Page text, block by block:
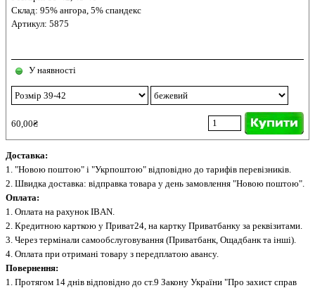
Склад: 95% ангора, 5% спандекс
Артикул: 5875
У наявності
60,00₴
Доставка:
1. "Новою поштою" і "Укрпоштою" відповідно до тарифів перевізників.
2. Швидка доставка: відправка товара у день замовлення "Новою поштою".
Оплата:
1. Оплата на рахунок IBAN.
2. Кредитною карткою у Приват24, на картку Приватбанку за реквізитами.
3. Через термінали самообслуговування (Приватбанк, Ощадбанк та інші).
4. Оплата при отримані товару з передплатою авансу.
Повернення:
1. Протягом 14 днів відповідно до ст.9 Закону України "Про захист справ